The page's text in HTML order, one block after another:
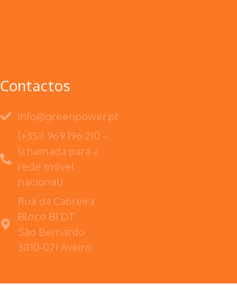
Contactos
Info@greenpower.pt
(+351) 969 196 210 -
(chamada para a
rede móvel
nacional)
Rua da Cabreira
Bloco B1 DT
São Bernardo
3810-071 Aveiro